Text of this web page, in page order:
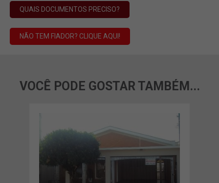
QUAIS DOCUMENTOS PRECISO?
NÃO TEM FIADOR? CLIQUE AQUI!
VOCÊ PODE GOSTAR TAMBÉM...